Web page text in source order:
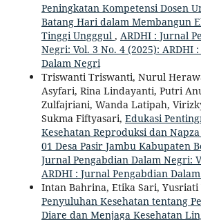
Peningkatan Kompetensi Dosen
Batang Hari dalam Membangun
Tinggi Ungggul , ARDHI : Jurnal
Negri: Vol. 3 No. 4 (2025): ARDHI
Dalam Negri
Triswanti Triswanti, Nurul
Asyfari, Rina Lindayanti, Putri
Zulfajriani, Wanda Latipah,
Sukma Fiftyasari, Edukasi
Kesehatan Reproduksi dan
01 Desa Pasir Jambu Kabupaten
Jurnal Pengabdian Dalam Negri:
ARDHI : Jurnal Pengabdian
Intan Bahrina, Etika Sari, Yusriati
Penyuluhan Kesehatan tentang
Diare dan Menjaga Kesehatan